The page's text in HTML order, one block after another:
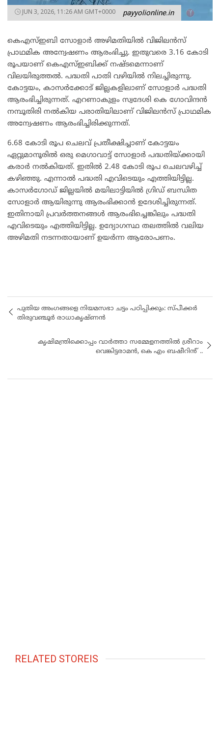
JUN 3, 2026, 11:26 AM GMT+0000 payyolionline.in
കെഎസ്ഇബി സോളാർ അഴിമതിയിൽ വിജിലൻസ്
പ്രാഥമിക അന്വേഷണം ആരംഭിച്ചു. ഇതുവരെ 3.16 കോടി
രൂപയാണ് കെഎസ്ഇബിക്ക് നഷ്‌ടമെന്നാണ്
വിലയിരുത്തൽ. പദ്ധതി പാതി വഴിയിൽ നിലച്ചിരുന്നു.
കോട്ടയം, കാസർക്കോട് ജില്ലകളിലാണ് സോളാർ പദ്ധതി
ആരംഭിച്ചിരുന്നത്. എറണാകുളം സ്വദേശി കെ ​ഗോവിന്ദൻ
നമ്പൂതിരി നൽകിയ പരാതിയിലാണ് വിജിലൻസ് പ്രാഥമിക
അന്വേഷണം ആരംഭിച്ചിരിക്കുന്നത്.
6.68 കോടി രൂപ ചെലവ് പ്രതീക്ഷിച്ചാണ് കോട്ടയം
ഏറ്റുമാനൂരിൽ ഒരു മെ​ഗാവാട്ട് സോളാർ പദ്ധതിയ്ക്കായി
കരാർ നൽകിയത്. ഇതിൽ 2.48 കോടി രൂപ ‌ചെലവഴിച്ച്
കഴിഞ്ഞു. എന്നാൽ പദ്ധതി എവിടെയും എത്തിയിട്ടില്ല.
കാസർ​ഗോഡ് ജില്ലയിൽ മയിലാട്ടിയിൽ ​ഗ്രിഡ‍് ബന്ധിത
സോളാർ ആയിരുന്നു ആരംഭിക്കാൻ ഉദേശിച്ചിരുന്നത്.
ഇതിനായി പ്രവർത്തനങ്ങൾ ആരംഭിച്ചെങ്കിലും പദ്ധതി
എവിടെയും എത്തിയിട്ടില്ല. ഉദ്യോഗസ്ഥ തലത്തിൽ വലിയ
അഴിമതി നടന്നതായാണ് ഉയർന്ന ആരോപണം.
പുതിയ അംഗങ്ങളെ നിയമസഭാ ചട്ടം പഠിപ്പിക്കും: സ്പീക്കർ
തിരുവഞ്ചൂർ രാധാകൃഷ്ണൻ
കൃഷിമന്ത്രിക്കൊപ്പം വാർത്താ സമ്മേളനത്തിൽ ശ്രീറാം
വെങ്കിട്ടരാമൻ, കെ എം ബഷീറിൻ് ..
RELATED STOREIS